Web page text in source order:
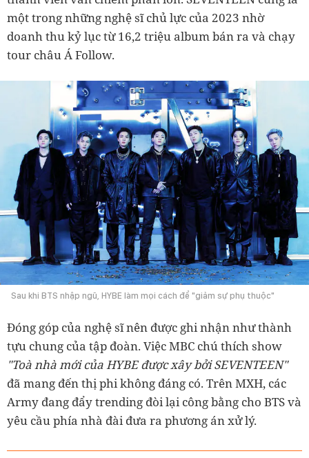
một trong những nghệ sĩ chủ lực của 2023 nhờ
doanh thu kỷ lục từ 16,2 triệu album bán ra và chạy
tour châu Á Follow.
Sau khi BTS nhập ngũ, HYBE làm mọi cách để "giảm sự phụ thuộc"
Đóng góp của nghệ sĩ nên được ghi nhận như thành
tựu chung của tập đoàn. Việc MBC chú thích show
"Toà nhà mới của HYBE được xây bởi SEVENTEEN"
đã mang đến thị phi không đáng có. Trên MXH, các
Army đang đẩy trending đòi lại công bằng cho BTS và
yêu cầu phía nhà đài đưa ra phương án xử lý.